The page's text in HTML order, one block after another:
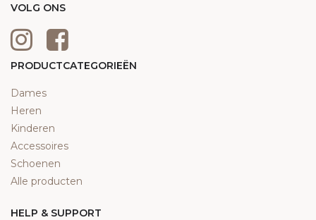
VOLG ONS
PRODUCTCATEGORIEËN
Dames
Heren
Kinderen
Accessoires
Schoenen
Alle producten
HELP & SUPPORT